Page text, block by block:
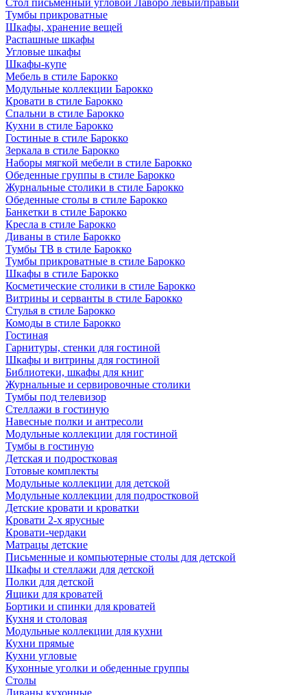
Стол письменный угловой Лаворо левый/правый
Тумбы прикроватные
Шкафы, хранение вещей
Распашные шкафы
Угловые шкафы
Шкафы-купе
Мебель в стиле Барокко
Модульные коллекции Барокко
Кровати в стиле Барокко
Спальни в стиле Барокко
Кухни в стиле Барокко
Гостиные в стиле Барокко
Зеркала в стиле Барокко
Наборы мягкой мебели в стиле Барокко
Обеденные группы в стиле Барокко
Журнальные столики в стиле Барокко
Обеденные столы в стиле Барокко
Банкетки в стиле Барокко
Кресла в стиле Барокко
Диваны в стиле Барокко
Тумбы ТВ в стиле Барокко
Тумбы прикроватные в стиле Барокко
Шкафы в стиле Барокко
Косметические столики в стиле Барокко
Витрины и серванты в стиле Барокко
Стулья в стиле Барокко
Комоды в стиле Барокко
Гостиная
Гарнитуры, стенки для гостиной
Шкафы и витрины для гостиной
Библиотеки, шкафы для книг
Журнальные и сервировочные столики
Тумбы под телевизор
Стеллажи в гостиную
Навесные полки и антресоли
Модульные коллекции для гостиной
Тумбы в гостиную
Детская и подростковая
Готовые комплекты
Модульные коллекции для детской
Модульные коллекции для подростковой
Детские кровати и кроватки
Кровати 2-х ярусные
Кровати-чердаки
Матрацы детские
Письменные и компьютерные столы для детской
Шкафы и стеллажи для детской
Полки для детской
Ящики для кроватей
Бортики и спинки для кроватей
Кухня и столовая
Модульные коллекции для кухни
Кухни прямые
Кухни угловые
Кухонные уголки и обеденные группы
Столы
Диваны кухонные